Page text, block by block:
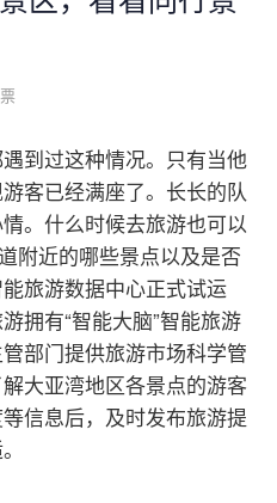
到过这种情况。只有当他
客已经满座了。长长的队
。什么时候去旅游也可以
附近的哪些景点以及是否
旅游数据中心正式试运
拥有“智能大脑”智能旅游
部门提供旅游市场科学管
大亚湾地区各景点的游客
信息后，及时发布旅游提